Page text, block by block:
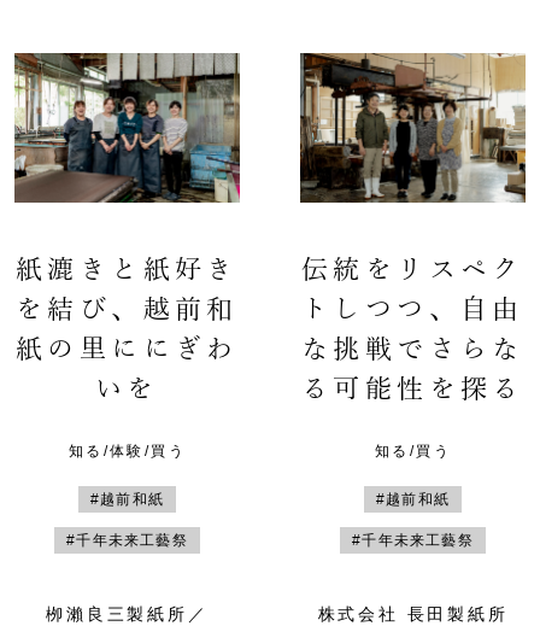
紙漉きと紙好き
を結び、越前和
紙の里ににぎわ
いを
知る/体験/買う
#越前和紙
#千年未来工藝祭
栁瀨良三製紙所／
伝統をリスペク
トしつつ、自由
な挑戦でさらな
る可能性を探る
知る/買う
#越前和紙
#千年未来工藝祭
株式会社 長田製紙所